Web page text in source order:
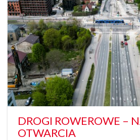
DROGI ROWEROWE –
OTWARCIA